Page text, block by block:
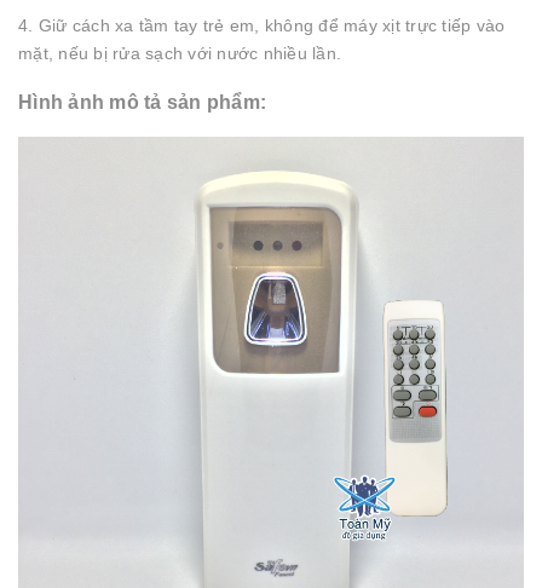
4. Giữ cách xa tầm tay trẻ em, không để máy xịt trực tiếp vào
mặt, nếu bị rửa sạch với nước nhiều lần.
Hình ảnh mô tả sản phẩm: